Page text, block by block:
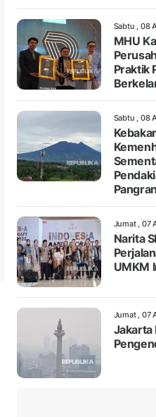
Sabtu , 08
MHU
Praktik
Sabtu , 08
Jumat , 07
Narita
UMKM
Jumat , 07
Jakarta